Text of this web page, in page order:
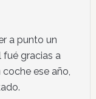
a punto un
fué gracias a
ese año,